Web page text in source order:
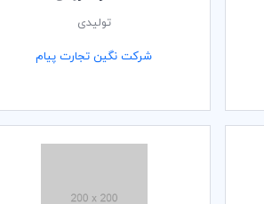
تولیدی
شرکت نگین تجارت پیام